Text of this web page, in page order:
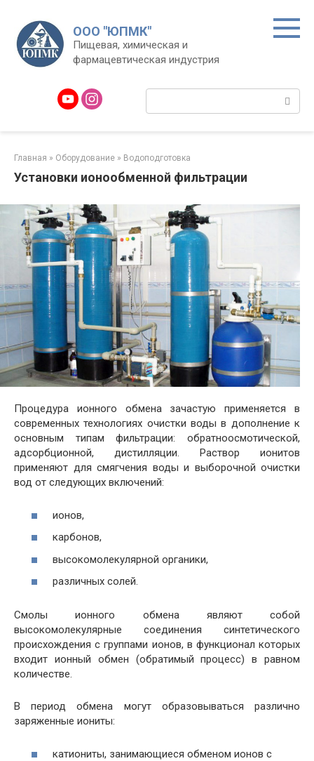
контенту
ООО "ЮПМК"
Пищевая, химическая и
фармацевтическая индустрия
Главная » Оборудование » Водоподготовка
Установки ионообменной фильтрации
Процедура ионного обмена зачастую применяется в
современных технологиях очистки воды в дополнение к
основным типам фильтрации: обратноосмотической,
адсорбционной, дистилляции. Раствор ионитов
применяют для смягчения воды и выборочной очистки
вод от следующих включений:
ионов,
карбонов,
высокомолекулярной органики,
различных солей.
Смолы ионного обмена являют собой
высокомолекулярные соединения синтетического
происхождения с группами ионов, в функционал которых
входит ионный обмен (обратимый процесс) в равном
количестве.
В период обмена могут образовываться различно
заряженные иониты:
катиониты, занимающиеся обменом ионов с